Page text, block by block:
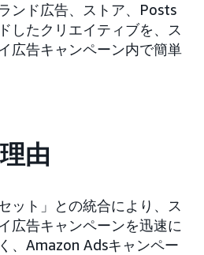
ンド広告、ストア、Posts
したクリエイティブを、ス
広告キャンペーン内で簡単
由
ット」との統合により、ス
広告キャンペーンを迅速に
、Amazon Adsキャンペー